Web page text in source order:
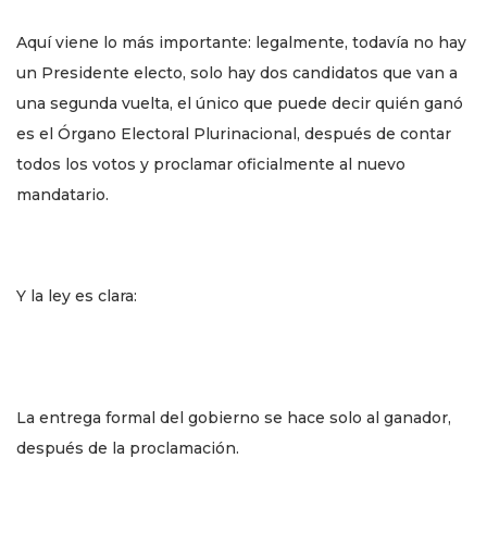
Aquí viene lo más importante: legalmente, todavía no hay
un Presidente electo, solo hay dos candidatos que van a
una segunda vuelta, el único que puede decir quién ganó
es el Órgano Electoral Plurinacional, después de contar
todos los votos y proclamar oficialmente al nuevo
mandatario.
Y la ley es clara:
La entrega formal del gobierno se hace solo al ganador,
después de la proclamación.